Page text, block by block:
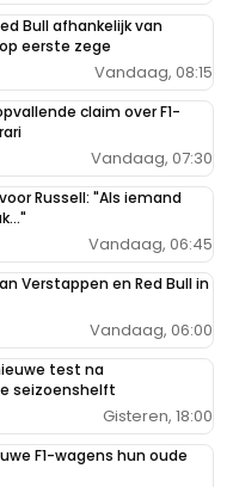
Bull afhankelijk van
eerste zege
Vandaag, 08:15
claim over F1-
Vandaag, 07:30
Russell: "Als iemand
Vandaag, 06:45
Verstappen en Red Bull in
Vandaag, 06:00
test na
seizoenshelft
Gisteren, 18:00
F1-wagens hun oude